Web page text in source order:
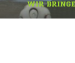
WIR